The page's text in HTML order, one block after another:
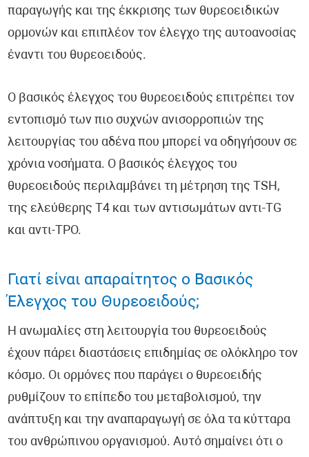
παραγωγής και της έκκρισης των θυρεοειδικών
ορμονών και επιπλέον τον έλεγχο της αυτοανοσίας
έναντι του θυρεοειδούς.
Ο βασικός έλεγχος του θυρεοειδούς επιτρέπει τον
εντοπισμό των πιο συχνών ανισορροπιών της
λειτουργίας του αδένα που μπορεί να οδηγήσουν σε
χρόνια νοσήματα. Ο βασικός έλεγχος του
θυρεοειδούς περιλαμβάνει τη μέτρηση της TSH,
της ελεύθερης Τ4 και των αντισωμάτων αντι-TG
και αντι-TPO.
Γιατί είναι απαραίτητος ο Βασικός
Έλεγχος του Θυρεοειδούς;
Η ανωμαλίες στη λειτουργία του θυρεοειδούς
έχουν πάρει διαστάσεις επιδημίας σε ολόκληρο τον
κόσμο. Οι ορμόνες που παράγει ο θυρεοειδής
ρυθμίζουν το επίπεδο του μεταβολισμού, την
ανάπτυξη και την αναπαραγωγή σε όλα τα κύτταρα
του ανθρώπινου οργανισμού. Αυτό σημαίνει ότι ο